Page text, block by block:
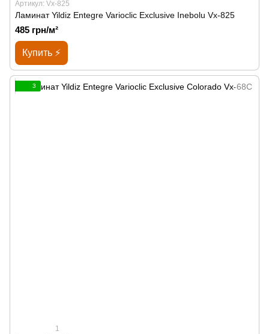
Артикул: Vx-825
Ламинат Yildiz Entegre Varioclic Exclusive Inebolu Vx-825
485 грн/м²
Купить ⚡
3
1